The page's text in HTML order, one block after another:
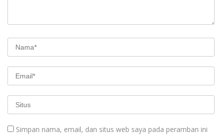
Simpan nama, email, dan situs web saya pada peramban ini